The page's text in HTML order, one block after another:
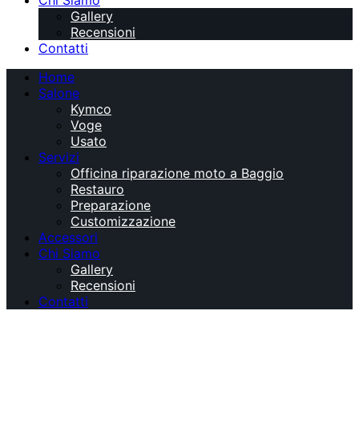
Gallery
Recensioni
Contatti
Home
Salone
Kymco
Voge
Usato
Servizi
Officina riparazione moto a Baggio
Restauro
Preparazione
Customizzazione
Accessori
Chi Siamo
Gallery
Recensioni
Contatti